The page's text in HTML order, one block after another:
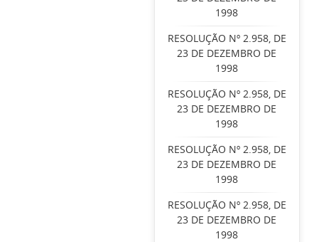
1998
RESOLUÇÃO Nº 2.958, DE
23 DE DEZEMBRO DE
1998
RESOLUÇÃO Nº 2.958, DE
23 DE DEZEMBRO DE
1998
RESOLUÇÃO Nº 2.958, DE
23 DE DEZEMBRO DE
1998
RESOLUÇÃO Nº 2.958, DE
23 DE DEZEMBRO DE
1998